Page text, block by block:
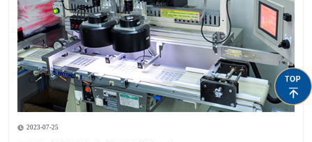
2023-07-25